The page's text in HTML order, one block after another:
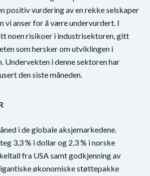
positiv vurdering av en rekke selskaper
vi anser for å være undervurdert. I
noen risikoer i industrisektoren, gitt
som hersker om utviklingen i
Undervekten i denne sektoren har
den siste måneden.
i de globale aksjemarkedene.
3,3 % i dollar og 2,3 % i norske
fra USA samt godkjenning av
økonomiske støttepakke